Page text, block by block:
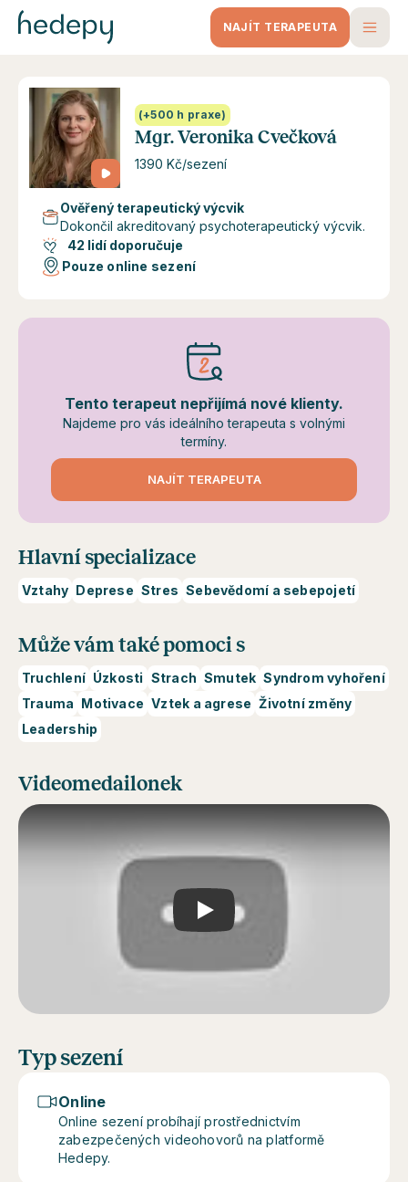
NAJÍT TERAPEUTA
(+500 h praxe)
Mgr. Veronika Cvečková
1390 Kč/sezení
Ověřený terapeutický výcvik
Dokončil akreditovaný psychoterapeutický výcvik.
42 lidí doporučuje
Pouze online sezení
Tento terapeut nepřijímá nové klienty.
Najdeme pro vás ideálního terapeuta s volnými
termíny.
NAJÍT TERAPEUTA
Hlavní specializace
Vztahy Deprese Stres Sebevědomí a sebepojetí
Může vám také pomoci s
Truchlení Úzkosti Strach Smutek Syndrom vyhoření
Trauma Motivace Vztek a agrese Životní změny
Leadership
Videomedailonek
Play
Typ sezení
Online
Online sezení probíhají prostřednictvím
zabezpečených videohovorů na platformě
Hedepy.